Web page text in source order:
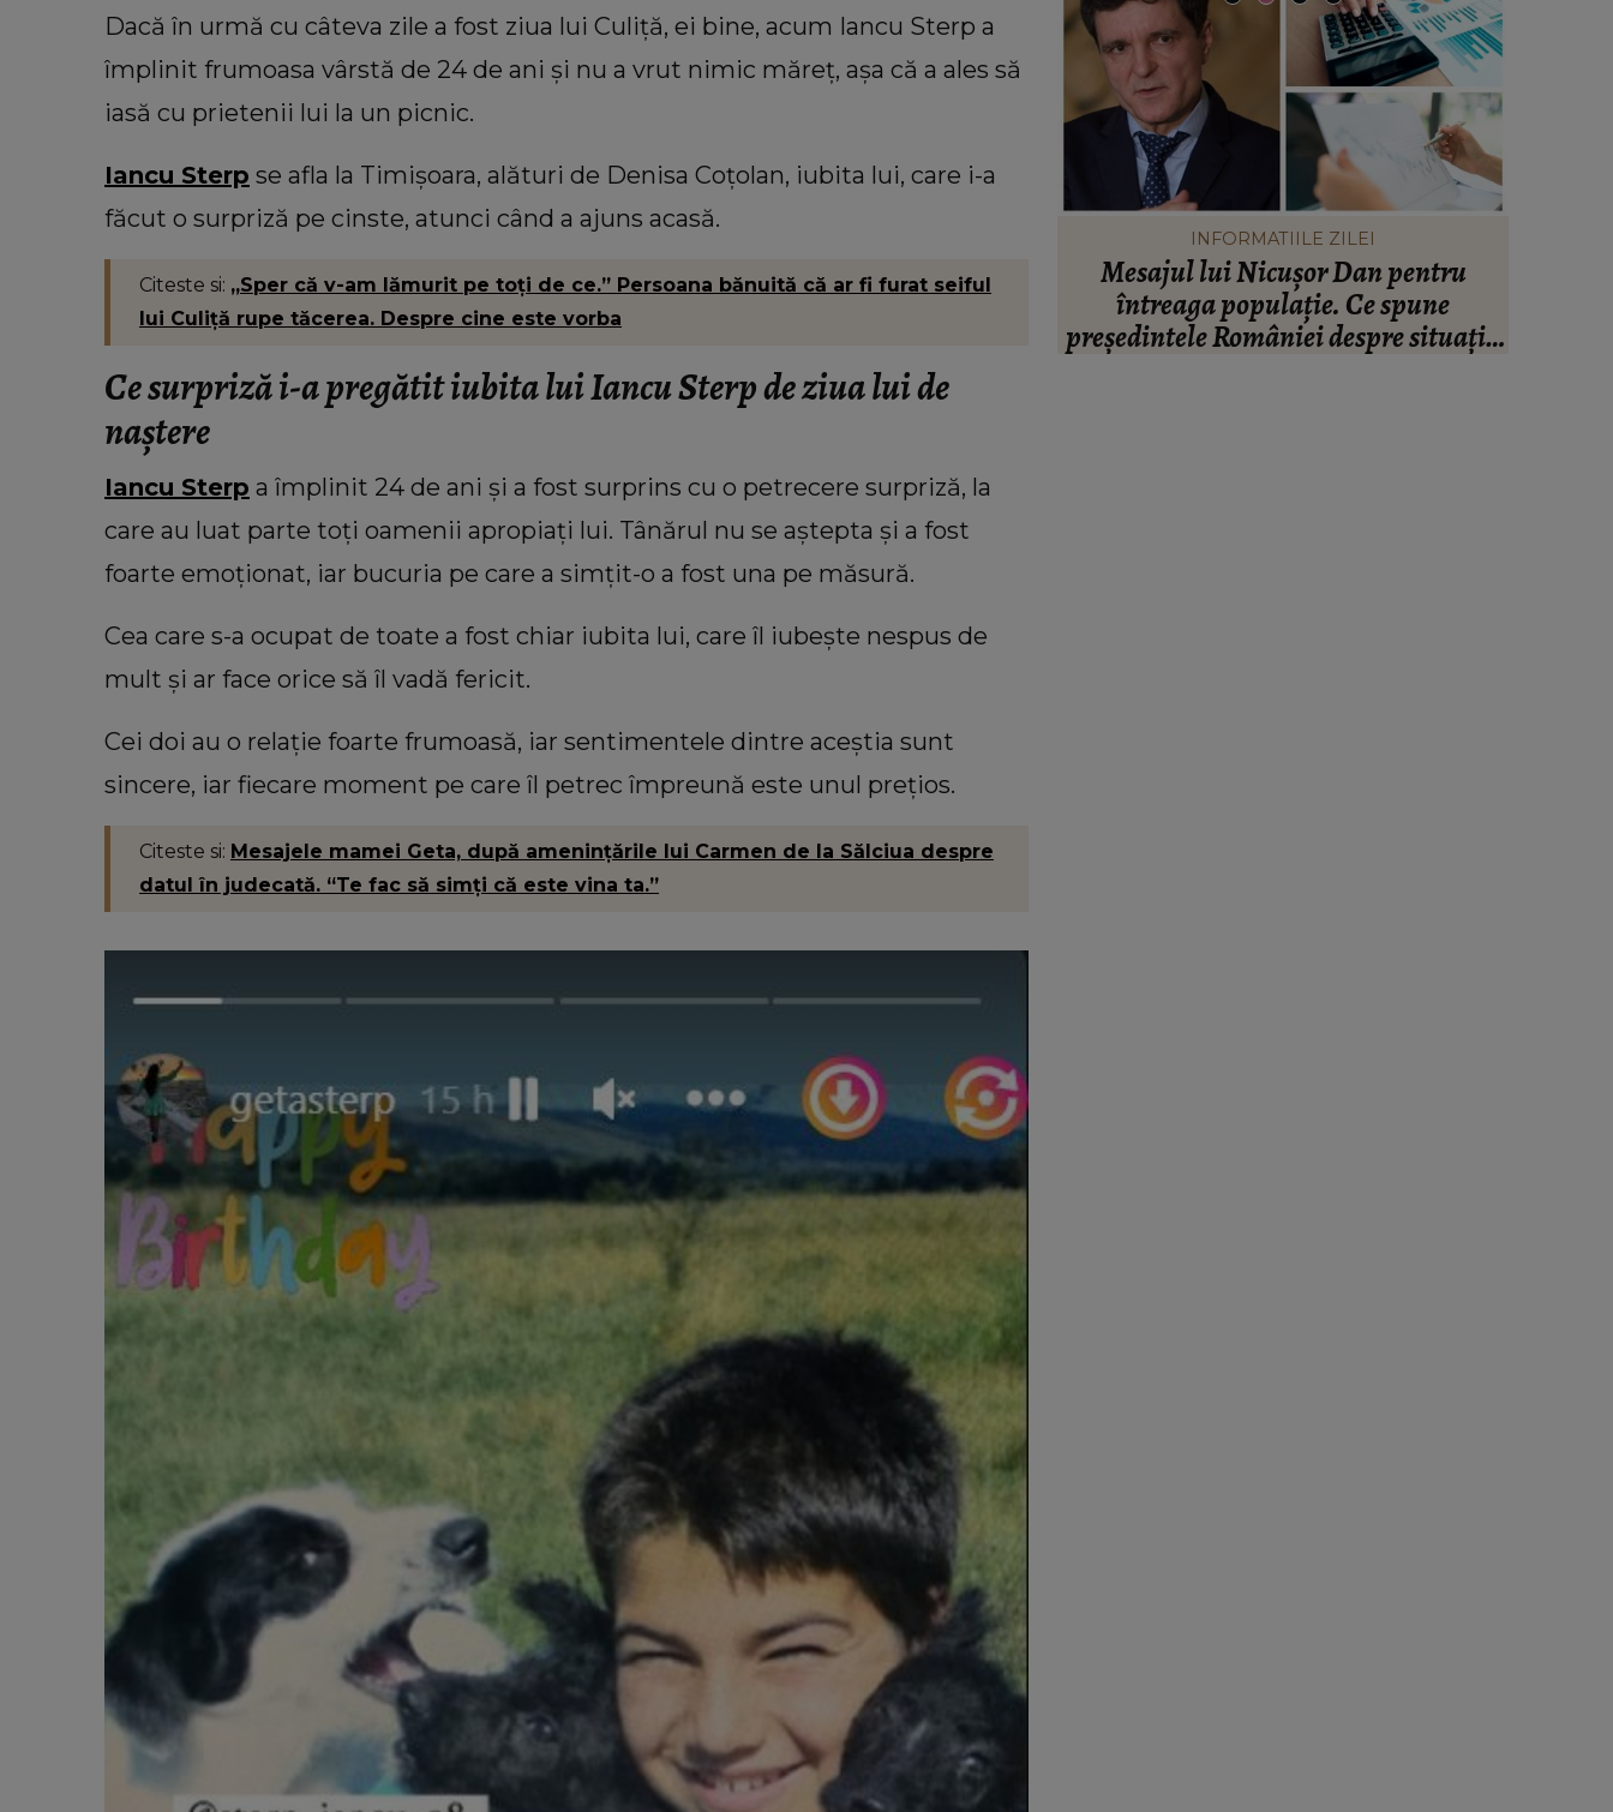
Dacă în urmă cu câteva zile a fost ziua lui Culiță, ei bine, acum Iancu Sterp a
împlinit frumoasa vârstă de 24 de ani și nu a vrut nimic măreț, așa că a ales să
iasă cu prietenii lui la un picnic.
Iancu Sterp se afla la Timișoara, alături de Denisa Coțolan, iubita lui, care i-a
făcut o surpriză pe cinste, atunci când a ajuns acasă.
Citeste si: „Sper că v-am lămurit pe toți de ce.” Persoana bănuită că ar fi furat seiful
lui Culiță rupe tăcerea. Despre cine este vorba
Ce surpriză i-a pregătit iubita lui Iancu Sterp de ziua lui de
naștere
Iancu Sterp a împlinit 24 de ani și a fost surprins cu o petrecere surpriză, la
care au luat parte toți oamenii apropiați lui. Tânărul nu se aștepta și a fost
foarte emoționat, iar bucuria pe care a simțit-o a fost una pe măsură.
Cea care s-a ocupat de toate a fost chiar iubita lui, care îl iubește nespus de
mult și ar face orice să îl vadă fericit.
Cei doi au o relație foarte frumoasă, iar sentimentele dintre aceștia sunt
sincere, iar fiecare moment pe care îl petrec împreună este unul prețios.
Citeste si: Mesajele mamei Geta, după amenințările lui Carmen de la Sălciua despre
datul în judecată. “Te fac să simți că este vina ta.”
Cu câți bani a rămas Oana Lis să
cumpere mâncare pentru ea și soțul ei,
Viorel: „Abia mâine luăm pensia.”
Ce oraș ar trebui să vizitezi în
urnătoarea vacanță, în funcție de zodie
INFORMATIILE ZILEI
Mesajul lui Nicușor Dan pentru
întreaga populație. Ce spune
președintele României despre situația